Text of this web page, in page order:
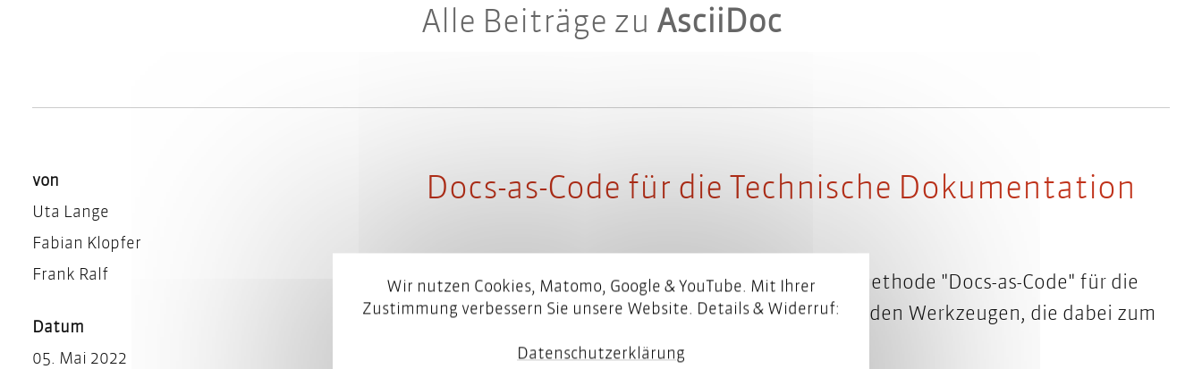
Alle Beiträge zu AsciiDoc
Docs-as-Code für die Technische Dokumentation
Im Wissensartikel beschäftigen wir uns mit der Methode "Docs-as-Code" für die
Technische Dokumentation, ihren Prinzipien und den Werkzeugen, die dabei zum
Einsatz kommen.Weiterlesen
von
Uta Lange
Fabian Klopfer
Frank Ralf
Datum
05. Mai 2022
Wir nutzen Cookies, Matomo, Google & YouTube. Mit Ihrer
Zustimmung verbessern Sie unsere Website. Details & Widerruf:
Datenschutzerklärung